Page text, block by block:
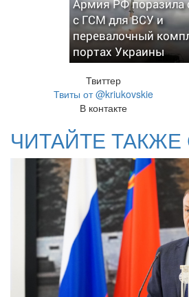
Армия РФ поразила
с ГСМ для ВСУ и
перевалочный
портах Украины
Твиттер
Твиты от @kriukovskie
В контакте
ЧИТАЙТЕ ТАКЖЕ